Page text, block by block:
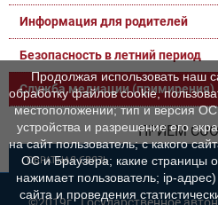
Информация для родителей
Безопасность в летний период
Служба медиации (примирения)
ПРИЕМ
ОБРАТНАЯ СВЯЗЬ
Продолжая использовать наш
обработку файлов cookie,
местоположении; тип и версия
устройства и разрешение его
на сайт пользователь; с какого
ОС и Браузера; какие страницы
нажимает пользователь; ip-
сайта и проведения